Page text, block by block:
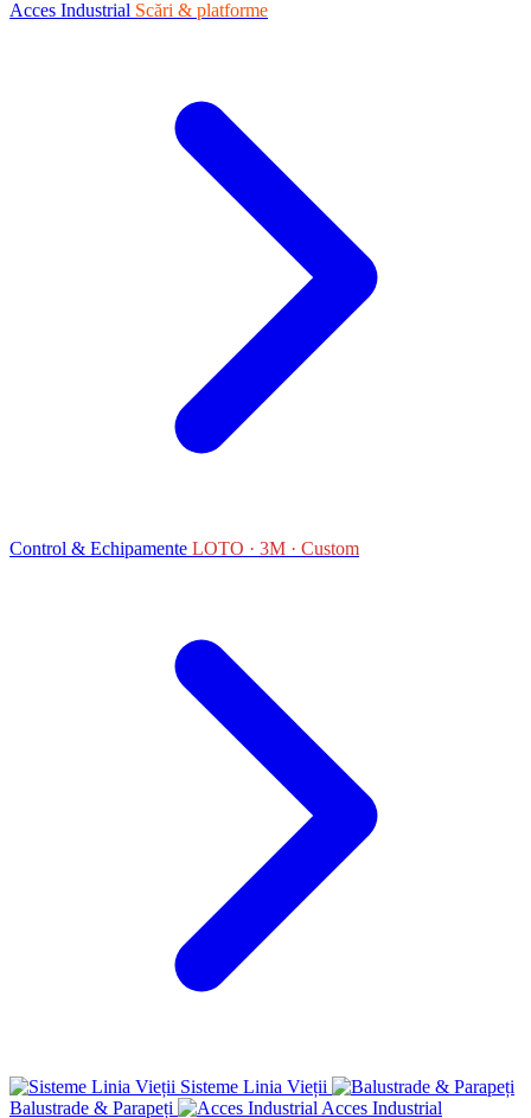
Acces Industrial Scări & platforme
Control & Echipamente LOTO · 3M · Custom
Sisteme Linia Vieții
Balustrade & Parapeți
Acces Industrial